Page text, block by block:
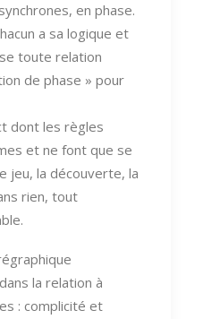
en phase.
a sa logique et
toute relation
de phase » pour
dont les règles
et ne font que se
jeu, la découverte, la
rien, tout
la relation à
: complicité et